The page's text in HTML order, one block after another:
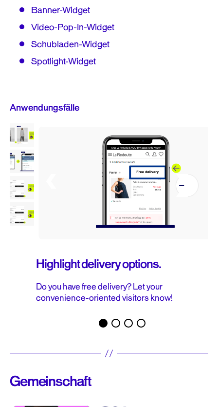
Banner-Widget
Video-Pop-In-Widget
Schubladen-Widget
Spotlight-Widget
Anwendungsfälle
Highlight delivery options.
Do you have free delivery? Let your
convenience-oriented visitors know!
Gemeinschaft